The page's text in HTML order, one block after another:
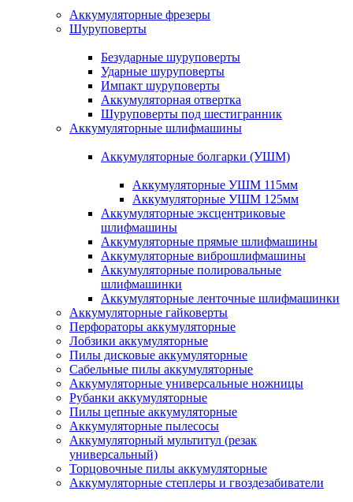
Аккумуляторные фрезеры
Шуруповерты
Безударные шуруповерты
Ударные шуруповерты
Импакт шуруповерты
Аккумуляторная отвертка
Шуруповерты под шестигранник
Аккумуляторные шлифмашины
Аккумуляторные болгарки (УШМ)
Аккумуляторные УШМ 115мм
Аккумуляторные УШМ 125мм
Аккумуляторные эксцентриковые
шлифмашины
Аккумуляторные прямые шлифмашины
Аккумуляторные виброшлифмашины
Аккумуляторные полировальные
шлифмашинки
Аккумуляторные ленточные шлифмашинки
Аккумуляторные гайковерты
Перфораторы аккумуляторные
Лобзики аккумуляторные
Пилы дисковые аккумуляторные
Сабельные пилы аккумуляторные
Аккумуляторные универсальные ножницы
Рубанки аккумуляторные
Пилы цепные аккумуляторные
Аккумуляторные пылесосы
Аккумуляторный мультитул (резак
универсальный)
Торцовочные пилы аккумуляторные
Аккумуляторные степлеры и гвоздезабиватели